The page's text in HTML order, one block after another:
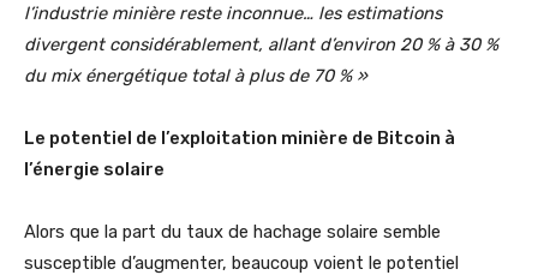
l’industrie minière reste inconnue… les estimations
divergent considérablement, allant d’environ 20 % à 30 %
du mix énergétique total à plus de 70 % »
Le potentiel de l’exploitation minière de Bitcoin à
l’énergie solaire
Alors que la part du taux de hachage solaire semble
susceptible d’augmenter, beaucoup voient le potentiel